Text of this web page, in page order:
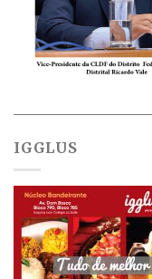
IGGLUS